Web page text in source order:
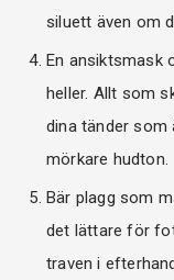
siluett även om
En ansiktsmask
heller. Allt som
dina tänder
mörkare hudton.
Bär plagg som
det lättare för
traven i